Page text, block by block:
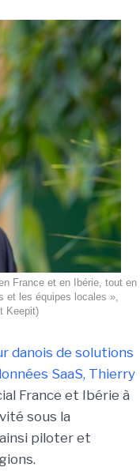
France et en Ibérie, tout en
et les équipes locales »,
Keepit)
danois de solutions
SaaS, Thierry
France et Ibérie à
sous la
piloter et